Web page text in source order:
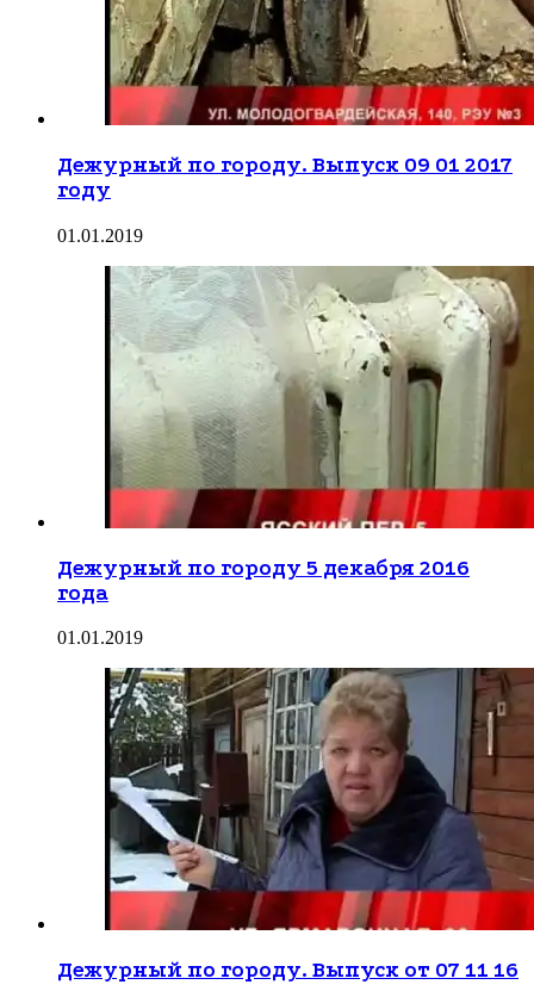
Дежурный по городу. Выпуск 09 01 2017
году
01.01.2019
Дежурный по городу 5 декабря 2016
года
01.01.2019
Дежурный по городу. Выпуск от 07 11 16